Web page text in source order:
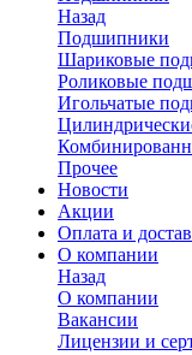
Назад
Подшипники
Шариковые
Роликовые
Игольчатые
Прочее
Новости
Акции
Оплата и
О компании
Назад
О компании
Вакансии
Лицензии и